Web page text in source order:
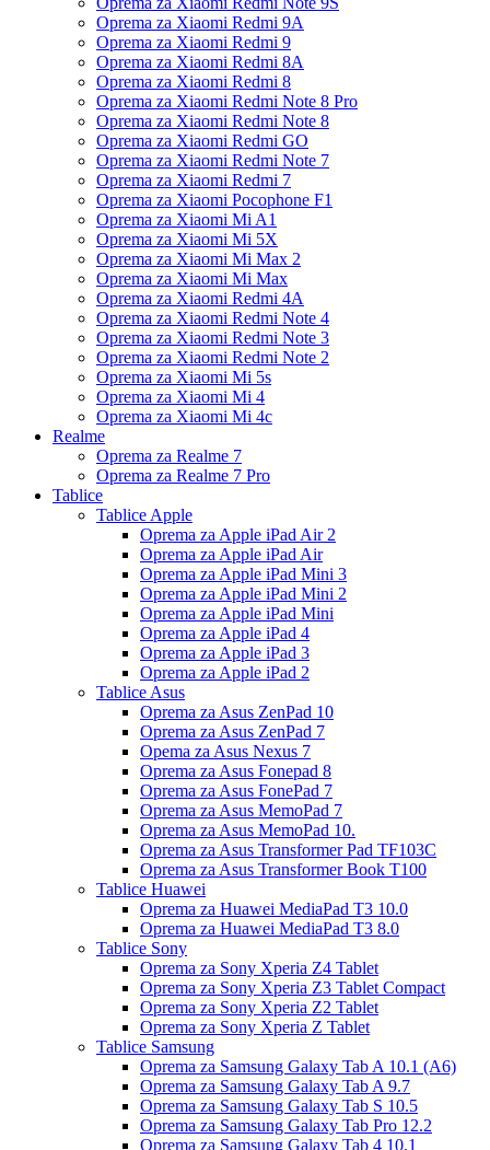
Oprema za Xiaomi Redmi 9A
Oprema za Xiaomi Redmi 9
Oprema za Xiaomi Redmi 8A
Oprema za Xiaomi Redmi 8
Oprema za Xiaomi Redmi Note 8 Pro
Oprema za Xiaomi Redmi Note 8
Oprema za Xiaomi Redmi GO
Oprema za Xiaomi Redmi Note 7
Oprema za Xiaomi Redmi 7
Oprema za Xiaomi Pocophone F1
Oprema za Xiaomi Mi A1
Oprema za Xiaomi Mi 5X
Oprema za Xiaomi Mi Max 2
Oprema za Xiaomi Mi Max
Oprema za Xiaomi Redmi 4A
Oprema za Xiaomi Redmi Note 4
Oprema za Xiaomi Redmi Note 3
Oprema za Xiaomi Redmi Note 2
Oprema za Xiaomi Mi 5s
Oprema za Xiaomi Mi 4
Oprema za Xiaomi Mi 4c
Realme
Oprema za Realme 7
Oprema za Realme 7 Pro
Tablice
Tablice Apple
Oprema za Apple iPad Air 2
Oprema za Apple iPad Air
Oprema za Apple iPad Mini 3
Oprema za Apple iPad Mini 2
Oprema za Apple iPad Mini
Oprema za Apple iPad 4
Oprema za Apple iPad 3
Oprema za Apple iPad 2
Tablice Asus
Oprema za Asus ZenPad 10
Oprema za Asus ZenPad 7
Opema za Asus Nexus 7
Oprema za Asus Fonepad 8
Oprema za Asus FonePad 7
Oprema za Asus MemoPad 7
Oprema za Asus MemoPad 10.
Oprema za Asus Transformer Pad TF103C
Oprema za Asus Transformer Book T100
Tablice Huawei
Oprema za Huawei MediaPad T3 10.0
Oprema za Huawei MediaPad T3 8.0
Tablice Sony
Oprema za Sony Xperia Z4 Tablet
Oprema za Sony Xperia Z3 Tablet Compact
Oprema za Sony Xperia Z2 Tablet
Oprema za Sony Xperia Z Tablet
Tablice Samsung
Oprema za Samsung Galaxy Tab A 10.1 (A6)
Oprema za Samsung Galaxy Tab A 9.7
Oprema za Samsung Galaxy Tab S 10.5
Oprema za Samsung Galaxy Tab Pro 12.2
Oprema za Samsung Galaxy Tab 4 10.1